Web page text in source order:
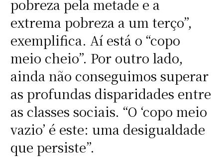
pobreza pela metade e a
extrema pobreza a um terço”,
exemplifica. Aí está o “copo
meio cheio”. Por outro lado,
ainda não conseguimos superar
as profundas disparidades entre
as classes sociais. “O ‘copo meio
vazio’ é este: uma desigualdade
que persiste”.